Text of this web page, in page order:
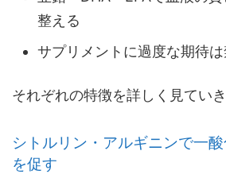
整える
サプリメントに過度な期待
それぞれの特徴を詳しく見ていき
シトルリン・アルギニンで一
を促す